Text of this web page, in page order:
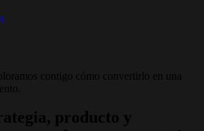
contigo cómo convertirlo en una
producto y